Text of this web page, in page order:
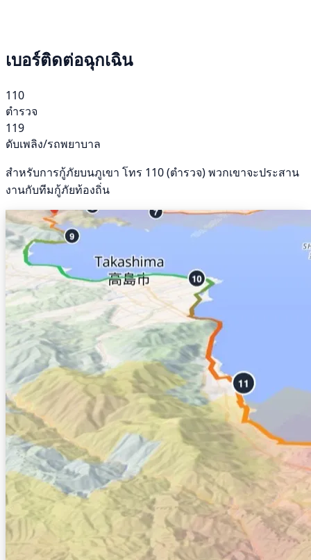
เบอร์ติดต่อฉุกเฉิน
110
ตำรวจ
119
ดับเพลิง/รถพยาบาล
สำหรับการกู้ภัยบนภูเขา โทร 110 (ตำรวจ) พวกเขาจะประสาน
งานกับทีมกู้ภัยท้องถิ่น